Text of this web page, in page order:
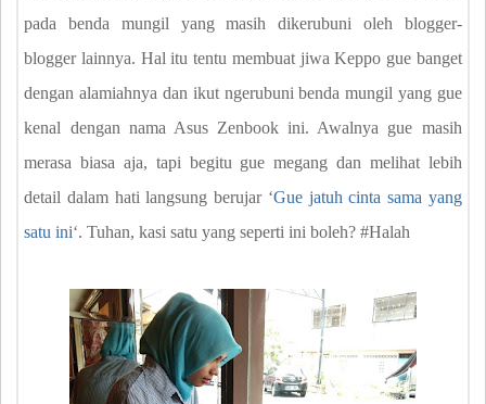
pada benda mungil yang masih dikerubuni oleh blogger-
blogger lainnya. Hal itu tentu membuat jiwa Keppo gue banget
dengan alamiahnya dan ikut ngerubuni benda mungil yang gue
kenal dengan nama Asus Zenbook ini. Awalnya gue masih
merasa biasa aja, tapi begitu gue megang dan melihat lebih
detail dalam hati langsung berujar ʻGue jatuh cinta sama yang
satu iniʻ. Tuhan, kasi satu yang seperti ini boleh? #Halah